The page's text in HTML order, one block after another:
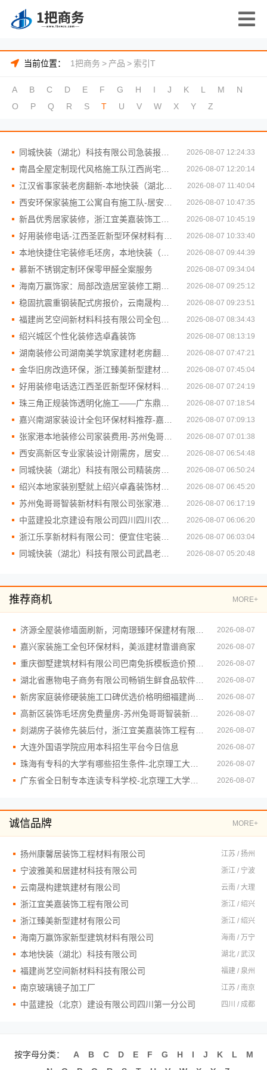
当前位置： 1把商务 > 产品 > 索引T
A B C D E F G H I J K L M
N
O
P Q R S T U V W X Y Z
2026-08-07 12:24:33
2026-08-07 12:20:14
2026-08-07 11:40:04
2026-08-07 10:47:35
2026-08-07 10:45:19
2026-08-07 10:33:40
2026-08-07 09:44:39
慕新不锈钢定制环保零甲醛全案服务 2026-08-07 09:34:04
2026-08-07 09:25:12
2026-08-07 09:23:51
2026-08-07 08:34:43
绍兴城区个性化装修选卓鑫装饰 2026-08-07 08:13:19
2026-08-07 07:47:21
2026-08-07 07:45:04
2026-08-07 07:24:19
2026-08-07 07:18:54
2026-08-07 07:09:13
2026-08-07 07:01:38
2026-08-07 06:54:48
2026-08-07 06:50:24
2026-08-07 06:45:20
2026-08-07 06:17:19
2026-08-07 06:06:20
2026-08-07 06:03:04
2026-08-07 05:20:48
推荐商机 MORE+
2026-08-07
嘉兴家装施工全包环保材料，美派建材靠谱商家 2026-08-07
2026-08-07
2026-08-07
2026-08-07
2026-08-07
2026-08-07
大连外国语学院应用本科招生平台今日信息 2026-08-07
2026-08-07
2026-08-07
诚信品牌 MORE+
扬州康馨居装饰工程材料有限公司 江苏 / 扬州
宁波雅美和居建材科技有限公司 浙江 / 宁波
云南晟构建筑建材有限公司 云南 / 大理
浙江宜美嘉装饰工程有限公司 浙江 / 绍兴
浙江臻美新型建材有限公司 浙江 / 绍兴
海南万赢饰家新型建筑材料有限公司 海南 / 万宁
本地快装（湖北）科技有限公司 湖北 / 武汉
福建尚艺空间新材料科技有限公司 福建 / 泉州
南京玻璃镜子加工厂 江苏 / 南京
中蓝建投（北京）建设有限公司四川第一分公司 四川 / 成都
按字母分类： A B C D E F G H I J K L
M